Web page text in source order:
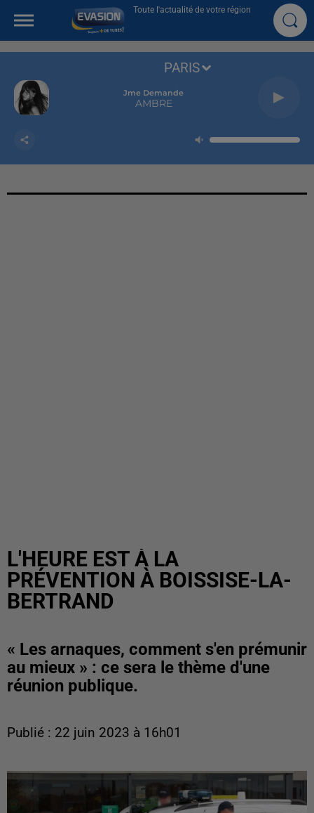
Toute l'actualité de votre région
Jme Demande
AMBRE
PARIS
L'HEURE EST À LA
PRÉVENTION À BOISSISE-LA-
BERTRAND
« Les arnaques, comment s'en prémunir
au mieux » : ce sera le thème d'une
réunion publique.
Publié : 22 juin 2023 à 16h01